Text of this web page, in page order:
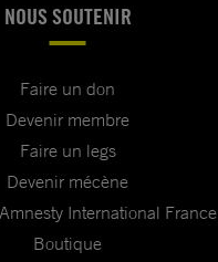
NOUS SOUTENIR
Faire un don
Devenir membre
Faire un legs
Devenir mécène
International France
Boutique